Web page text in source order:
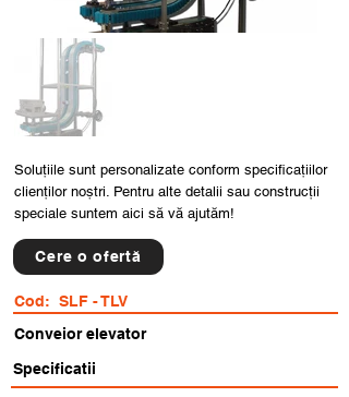
Soluțiile sunt personalizate conform specificațiilor
clienților noștri. Pentru alte detalii sau construcții
speciale suntem aici să vă ajutăm!
Cere o ofertă
Cod: SLF - TLV
Conveior elevator
Specificatii